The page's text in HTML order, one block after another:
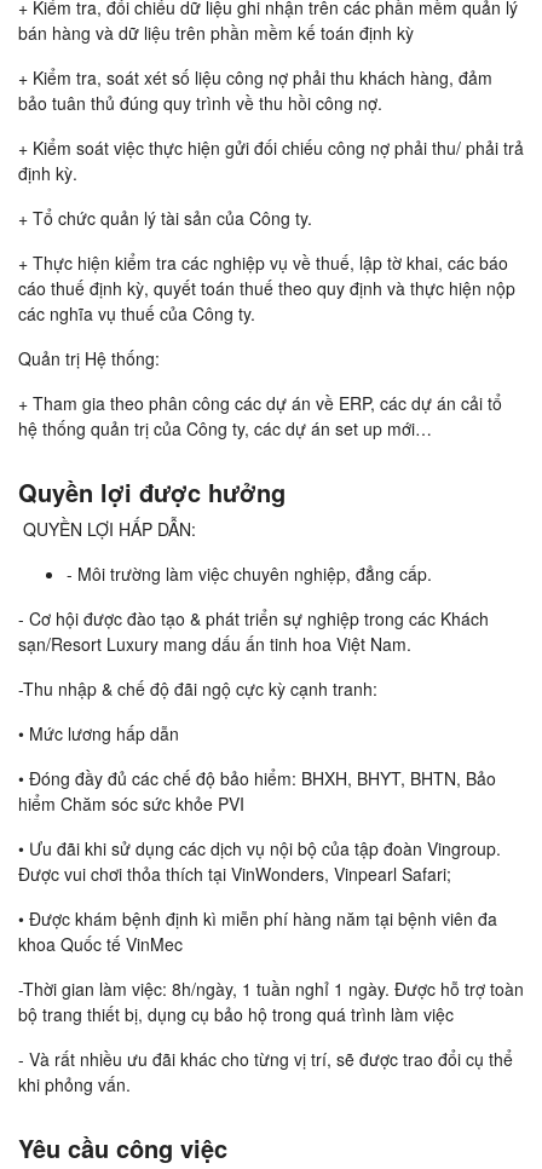
+ Kiểm tra, đối chiếu dữ liệu ghi nhận trên các phần mềm quản lý
bán hàng và dữ liệu trên phần mềm kế toán định kỳ
+ Kiểm tra, soát xét số liệu công nợ phải thu khách hàng, đảm
bảo tuân thủ đúng quy trình về thu hồi công nợ.
+ Kiểm soát việc thực hiện gửi đối chiếu công nợ phải thu/ phải trả
định kỳ.
+ Tổ chức quản lý tài sản của Công ty.
+ Thực hiện kiểm tra các nghiệp vụ về thuế, lập tờ khai, các báo
cáo thuế định kỳ, quyết toán thuế theo quy định và thực hiện nộp
các nghĩa vụ thuế của Công ty.
Quản trị Hệ thống:
+ Tham gia theo phân công các dự án về ERP, các dự án cải tổ
hệ thống quản trị của Công ty, các dự án set up mới…
Quyền lợi được hưởng
QUYỀN LỢI HẤP DẪN:
- Môi trường làm việc chuyên nghiệp, đẳng cấp.
- Cơ hội được đào tạo & phát triển sự nghiệp trong các Khách
sạn/Resort Luxury mang dấu ấn tinh hoa Việt Nam.
-Thu nhập & chế độ đãi ngộ cực kỳ cạnh tranh:
• Mức lương hấp dẫn
• Đóng đầy đủ các chế độ bảo hiểm: BHXH, BHYT, BHTN, Bảo
hiểm Chăm sóc sức khỏe PVI
• Ưu đãi khi sử dụng các dịch vụ nội bộ của tập đoàn Vingroup.
Được vui chơi thỏa thích tại VinWonders, Vinpearl Safari;
• Được khám bệnh định kì miễn phí hàng năm tại bệnh viên đa
khoa Quốc tế VinMec
-Thời gian làm việc: 8h/ngày, 1 tuần nghỉ 1 ngày. Được hỗ trợ toàn
bộ trang thiết bị, dụng cụ bảo hộ trong quá trình làm việc
- Và rất nhiều ưu đãi khác cho từng vị trí, sẽ được trao đổi cụ thể
khi phỏng vấn.
Yêu cầu công việc